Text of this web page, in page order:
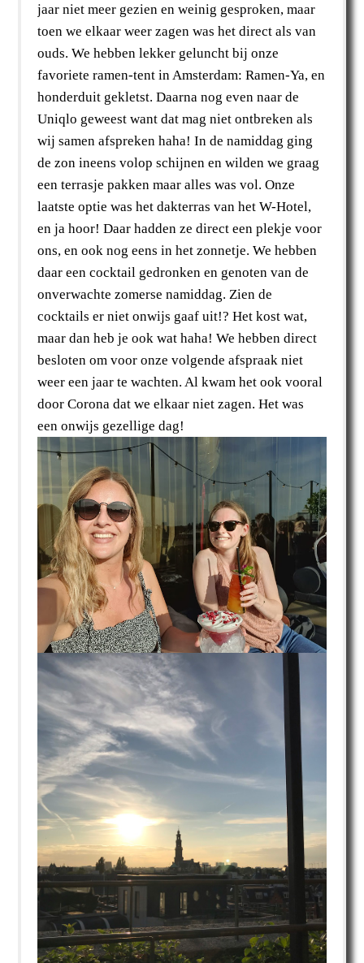
jaar niet meer gezien en weinig gesproken, maar
toen we elkaar weer zagen was het direct als van
ouds. We hebben lekker geluncht bij onze
favoriete ramen-tent in Amsterdam: Ramen-Ya, en
honderduit gekletst. Daarna nog even naar de
Uniqlo geweest want dat mag niet ontbreken als
wij samen afspreken haha! In de namiddag ging
de zon ineens volop schijnen en wilden we graag
een terrasje pakken maar alles was vol. Onze
laatste optie was het dakterras van het W-Hotel,
en ja hoor! Daar hadden ze direct een plekje voor
ons, en ook nog eens in het zonnetje. We hebben
daar een cocktail gedronken en genoten van de
onverwachte zomerse namiddag. Zien de
cocktails er niet onwijs gaaf uit!? Het kost wat,
maar dan heb je ook wat haha! We hebben direct
besloten om voor onze volgende afspraak niet
weer een jaar te wachten. Al kwam het ook vooral
door Corona dat we elkaar niet zagen. Het was
een onwijs gezellige dag!